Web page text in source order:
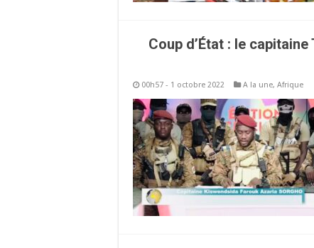
Coup d’État : le
00h57 - 1 octobre 2022 A la une, Afrique